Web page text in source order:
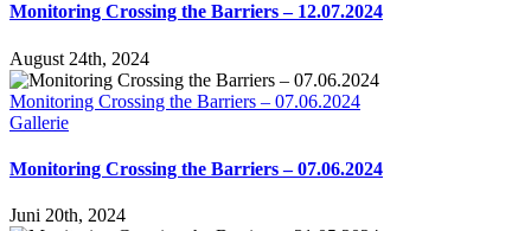
Monitoring Crossing the Barriers – 12.07.2024
August 24th, 2024
Monitoring Crossing the Barriers – 07.06.2024
Gallerie
Monitoring Crossing the Barriers – 07.06.2024
Juni 20th, 2024